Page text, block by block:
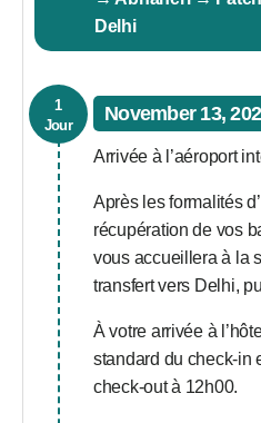
Delhi
1
Jour
November 13,
Arrivée à l’aéroport
Après les formalités
récupération de vos
vous accueillera à la
transfert vers Delhi,
À votre arrivée à
standard du check-in
check-out à 12h00.